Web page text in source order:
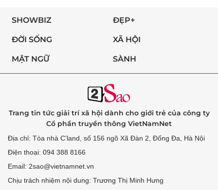
SHOWBIZ ĐẸP+
ĐỜI SỐNG XÃ HỘI
MẬT NGỮ SÀNH
Trang tin tức giải trí xã hội dành cho giới trẻ của công ty
Cổ phần truyền thông VietNamNet
Địa chỉ: Tòa nhà C’land, số 156 ngõ Xã Đàn 2, Đống Đa, Hà Nội
Điện thoại: 094 388 8166
Email: 2sao@vietnamnet.vn
Chịu trách nhiệm nội dung: Trương Thị Minh Hưng